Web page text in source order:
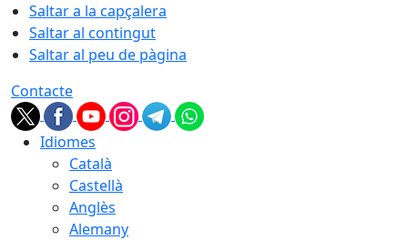
Saltar a la capçalera
Saltar al contingut
Saltar al peu de pàgina
Contacte
Idiomes
Català
Castellà
Anglès
Alemany